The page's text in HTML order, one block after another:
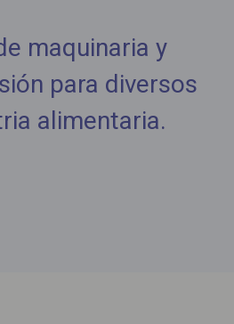
maquinaria y
para diversos
alimentaria.